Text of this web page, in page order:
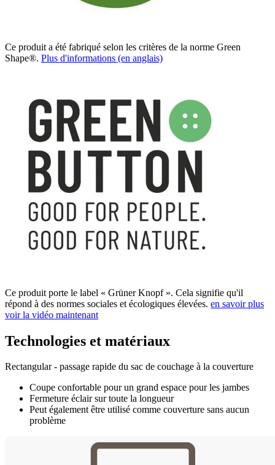
Ce produit a été fabriqué selon les critères de la norme Green
Shape®. Plus d'informations (en anglais)
Ce produit porte le label « Grüner Knopf ». Cela signifie qu'il
répond à des normes sociales et écologiques élevées. en savoir plus
voir la vidéo maintenant
Technologies et matériaux
Rectangular - passage rapide du sac de couchage à la couverture
Coupe confortable pour un grand espace pour les jambes
Fermeture éclair sur toute la longueur
Peut également être utilisé comme couverture sans aucun
problème